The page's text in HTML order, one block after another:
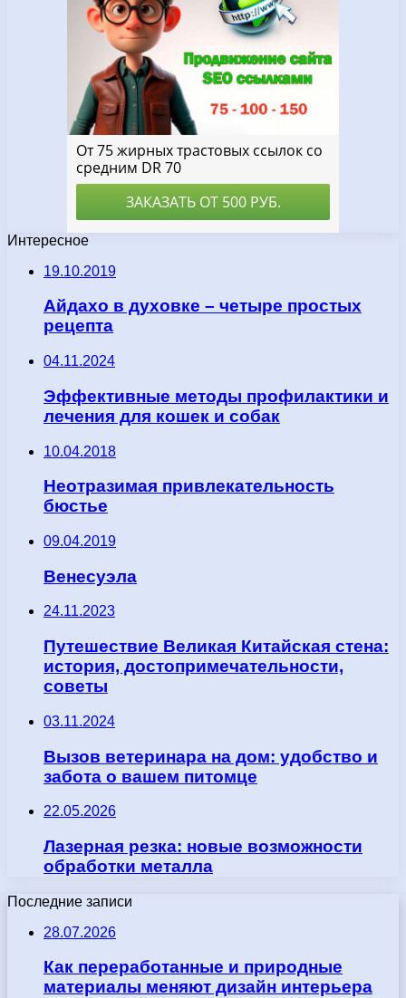
Интересное
19.10.2019
Айдахо в духовке – четыре простых
рецепта
04.11.2024
Эффективные методы профилактики и
лечения для кошек и собак
10.04.2018
Неотразимая привлекательность
бюстье
09.04.2019
Венесуэла
24.11.2023
Путешествие Великая Китайская стена:
история, достопримечательности,
советы
03.11.2024
Вызов ветеринара на дом: удобство и
забота о вашем питомце
22.05.2026
Лазерная резка: новые возможности
обработки металла
Последние записи
28.07.2026
Как переработанные и природные
материалы меняют дизайн интерьера